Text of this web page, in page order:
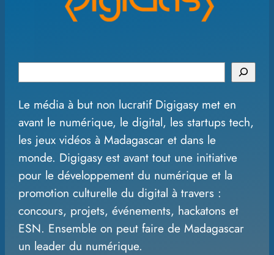
e
a
r
c
h
Le média à but non lucratif Digigasy met en
avant le numérique, le digital, les startups tech,
les jeux vidéos à Madagascar et dans le
monde. Digigasy est avant tout une initiative
pour le développement du numérique et la
promotion culturelle du digital à travers :
concours, projets, événements, hackatons et
ESN. Ensemble on peut faire de Madagascar
un leader du numérique.